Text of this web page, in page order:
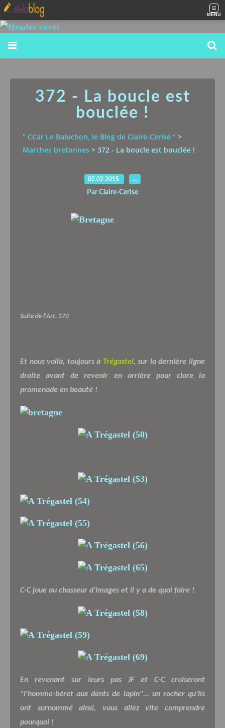
MENU
372 - La boucle est
bouclée !
" CCar Le Baluchon, le Blog de Claire-Cerise " >
Marches bretonnes > 372 - La boucle est bouclée !
02.02.2015 …
Par Claire-Cerise
Suite de l'Art. 370
Et nous voilà, toujours à Trégastel, sur la dernière ligne
droite avant de revenir en arrière pour clore la
promenade en beauté !
C-C joue au chasseur d'images et il y a de quoi faire !
En revenant sur leurs pas JF et C-C croiseront
"l'homme-béret aux dents de lapin"... un rocher qu'ils
ont surnommé ainsi, vous allez vite comprendre
pourquoi !